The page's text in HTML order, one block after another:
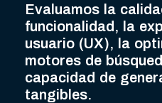
Evaluamos la
funcionalidad, la
usuario (UX), la
motores de
capacidad de
tangibles.